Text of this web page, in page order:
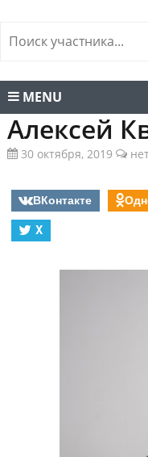
MENU
Алексей
30 октября, 2019
ВКонтакте
X